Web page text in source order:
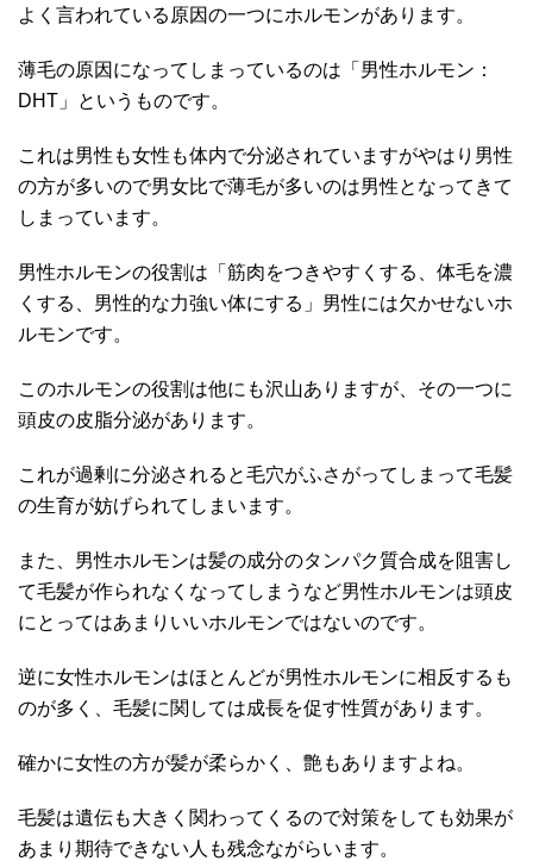
よく言われている原因の一つにホルモンがあります。
薄毛の原因になってしまっているのは「男性ホルモン：
DHT」というものです。
これは男性も女性も体内で分泌されていますがやはり男性
の方が多いので男女比で薄毛が多いのは男性となってきて
しまっています。
男性ホルモンの役割は「筋肉をつきやすくする、体毛を濃
くする、男性的な力強い体にする」男性には欠かせないホ
ルモンです。
このホルモンの役割は他にも沢山ありますが、その一つに
頭皮の皮脂分泌があります。
これが過剰に分泌されると毛穴がふさがってしまって毛髪
の生育が妨げられてしまいます。
また、男性ホルモンは髪の成分のタンパク質合成を阻害し
て毛髪が作られなくなってしまうなど男性ホルモンは頭皮
にとってはあまりいいホルモンではないのです。
逆に女性ホルモンはほとんどが男性ホルモンに相反するも
のが多く、毛髪に関しては成長を促す性質があります。
確かに女性の方が髪が柔らかく、艶もありますよね。
毛髪は遺伝も大きく関わってくるので対策をしても効果が
あまり期待できない人も残念ながらいます。